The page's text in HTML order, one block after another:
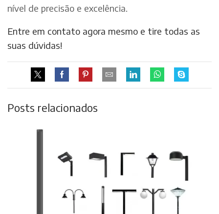
nível de precisão e excelência.
Entre em contato agora mesmo e tire todas as
suas dúvidas!
Posts relacionados